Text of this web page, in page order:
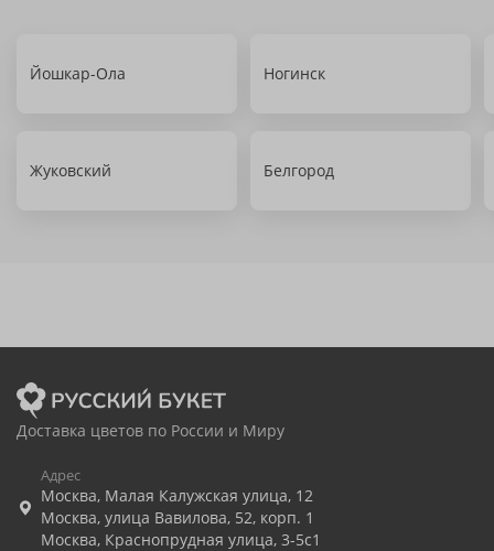
Йошкар-Ола Ногинск
Жуковский Белгород
Доставка цветов по России и Миру
Адрес
Москва, Малая Калужская улица, 12
Москва, улица Вавилова, 52, корп. 1
Москва, Краснопрудная улица, 3-5с1